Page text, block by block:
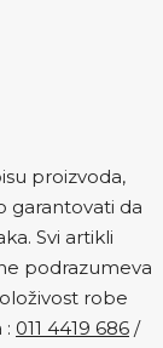
proizvoda,
garantovati da
Svi artikli
podrazumeva
robe
: 011 4419 686 /